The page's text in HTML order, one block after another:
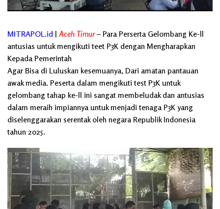
MITRAPOL.id | Aceh Timur– Para Perserta Gelombang Ke-ll
antusias untuk mengikuti teet P3K dengan Mengharapkan
Kepada Pemerintah
Agar Bisa di Luluskan kesemuanya, Dari amatan pantauan
awak media. Peserta dalam mengikuti test P3K untuk
gelombang tahap ke-ll ini sangat membeludak dan antusias
dalam meraih impiannya untuk menjadi tenaga P3K yang
diselenggarakan serentak oleh negara Republik Indonesia
tahun 2025.